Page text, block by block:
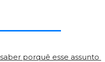
porquê esse assunto